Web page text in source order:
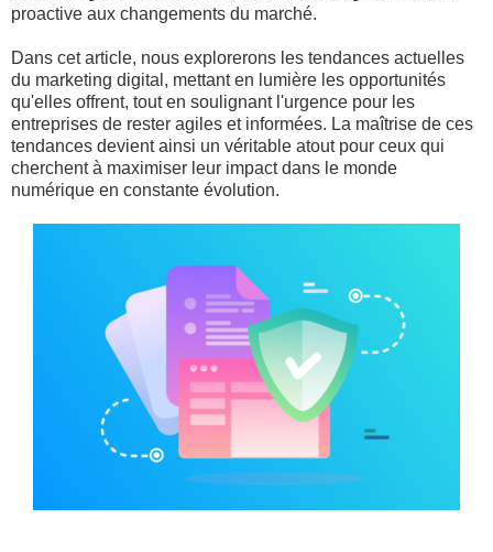
proactive aux changements du marché.
Dans cet article, nous explorerons les tendances actuelles
du marketing digital, mettant en lumière les opportunités
qu'elles offrent, tout en soulignant l'urgence pour les
entreprises de rester agiles et informées. La maîtrise de ces
tendances devient ainsi un véritable atout pour ceux qui
cherchent à maximiser leur impact dans le monde
numérique en constante évolution.